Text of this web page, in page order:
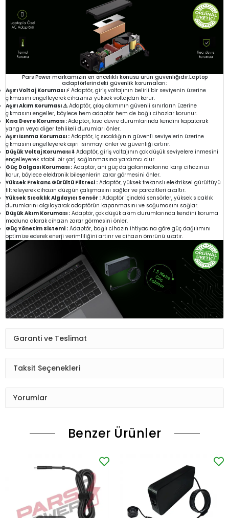
Pars Power markamızın en öncelikli konusu ürün güvenliğidir.Laptop
adaptörlerindeki güvenlik korumaları:
Aşırı Voltaj Koruması ⚡ Adaptör, giriş voltajının belirli bir seviyenin üzerine
çıkmasını engelleyerek cihazınızı yüksek voltajdan korur.
Aşırı Akım Koruması ⚠️Adaptör, çıkış akımının güvenli sınırların üzerine
çıkmasını engeller, böylece hem adaptör hem de bağlı cihazlar korunur.
Kısa Devre Koruması :Adaptör, kısa devre durumlarında kendini kapatarak
yangın veya diğer tehlikeli durumları önler.
Aşırı Isınma Koruması : Adaptör, iç sıcaklığının güvenli seviyelerin üzerine
çıkmasını engelleyerek aşırı ısınmayı önler ve güvenliği artırır.
Düşük Voltaj Koruması ⬇️ Adaptör, giriş voltajının çok düşük seviyelere inmesini
engelleyerek stabil bir şarj sağlanmasına yardımcı olur.
Güç Dalgası Koruması : Adaptör, ani güç dalgalanmalarına karşı cihazınızı
korur, böylece elektronik bileşenlerin zarar görmesini önler.
Yüksek Frekans Gürültü Filtresi : Adaptör, yüksek frekanslı elektriksel gürültüyü
filtreleyerek cihazın düzgün çalışmasını sağlar ve parazitleri azaltır.
Yüksek Sıcaklık Algılayıcı Sensör : Adaptör içindeki sensörler, yüksek sıcaklık
durumlarını algılayarak adaptörün kapanmasını ve soğumasını sağlar.
Düşük Akım Koruması : Adaptör, çok düşük akım durumlarında kendini koruma
moduna alarak cihazın zarar görmesini önler.
Güç Yönetim Sistemi : Adaptör, bağlı cihazın ihtiyacına göre güç dağılımını
optimize ederek enerji verimliliğini artırır ve cihazın ömrünü uzatır.
Garanti ve Teslimat
Taksit Seçenekleri
Yorumlar
Benzer Ürünler